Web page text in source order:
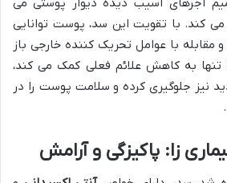
می کند. با تقویت این سد، پوست توانایی
مقابله با عوامل تحریک کننده خارجی باز
تنها به کاهش علائم فعلی کمک می کند،
نیز جلوگیری کرده و سلامت پوست را در
زا: پاکیزگی و آرامش